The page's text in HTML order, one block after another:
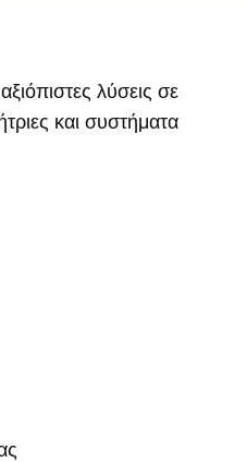
λύσεις σε
και συστήματα